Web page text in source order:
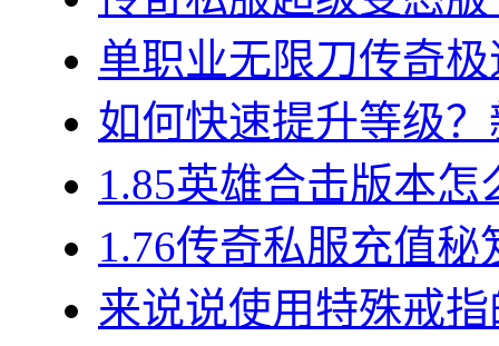
单职业无限刀传奇
如何快速提升等级
1.85英雄合击版本
1.76传奇私服充值
来说说使用特殊戒